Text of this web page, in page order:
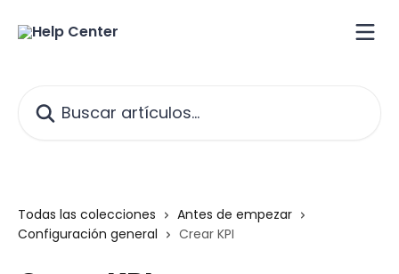
Todas las colecciones
Antes de empezar
Configuración general
Crear KPI